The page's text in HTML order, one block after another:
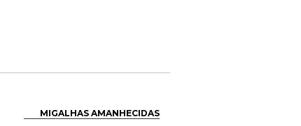
MIGALHAS AMANHECIDAS